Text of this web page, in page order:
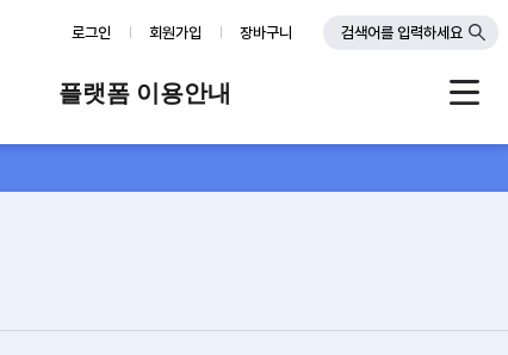
로그인 회원가입 장바구니 검색어를 입력하세요
플랫폼 이용안내
Q&A